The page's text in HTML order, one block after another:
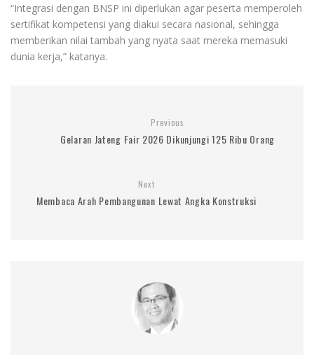
“Integrasi dengan BNSP ini diperlukan agar peserta memperoleh
sertifikat kompetensi yang diakui secara nasional, sehingga
memberikan nilai tambah yang nyata saat mereka memasuki
dunia kerja,” katanya.
Previous
Gelaran Jateng Fair 2026 Dikunjungi 125 Ribu Orang
Next
Membaca Arah Pembangunan Lewat Angka Konstruksi